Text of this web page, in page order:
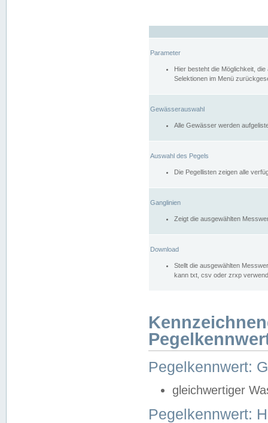
Parameter
Hier besteht die Möglichkeit,
Selektionen im Menü
Gewässerauswahl
Alle Gewässer werden
Auswahl des Pegels
Die Pegellisten zeigen alle
Ganglinien
Zeigt die ausgewählten
Download
Stellt die ausgewählten
kann txt, csv oder zrxp
Pegelkennwert:
gleichwertiger
Pegelkennwert: